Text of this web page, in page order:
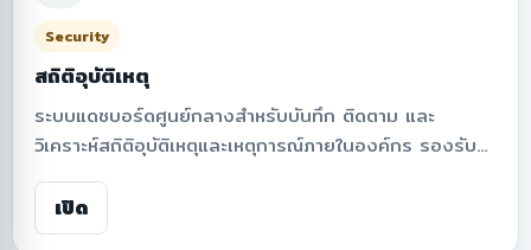
Security
สถิติอุบัติเหตุ
ระบบแดชบอร์ดศูนย์กลางสำหรับบันทึก ติดตาม และ
วิเคราะห์สถิติอุบัติเหตุและเหตุการณ์ภายในองค์กร รองรับ
การรายงานแบบเรียลไทม์ การแสดงผลข้อมูลเชิงสถิติ การ
วิเคราะห์แนวโน้ม และสรุปภาพรวมเพื่อสนับสนุนด้านความ
ปลอดภัยและการตัดสินใจในการบริหารจัดการ
เปิด